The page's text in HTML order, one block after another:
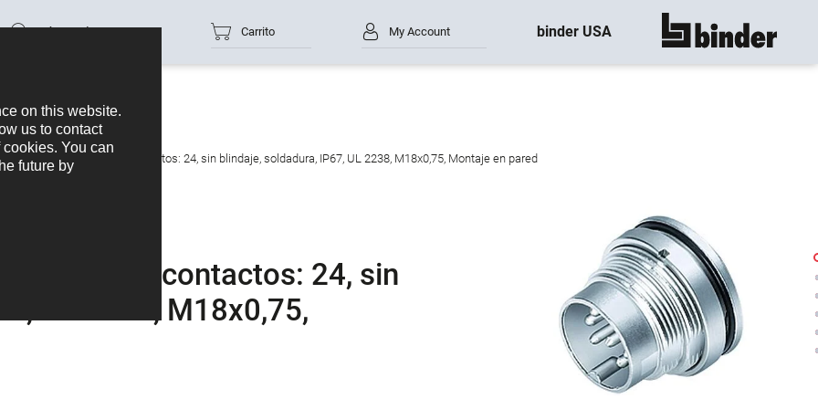
Número de parte Carrito My Account binder USA mostrar todo
de brida, Número de contactos: 24, sin blindaje, soldadura, IP67, UL 2238, M18x0,75, Montaje en pared
de contactos: 24, sin
UL 2238, M18x0,75,